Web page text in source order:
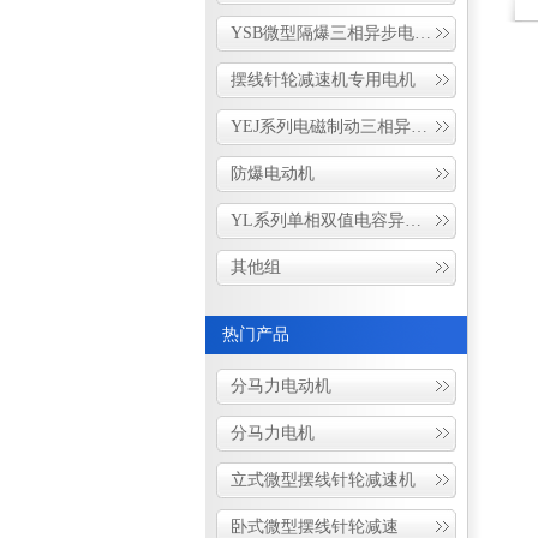
YSB微型隔爆三相异步电动机
摆线针轮减速机专用电机
YEJ系列电磁制动三相异步电动机
防爆电动机
YL系列单相双值电容异步电动机
其他组
热门产品
分马力电动机
分马力电机
立式微型摆线针轮减速机
卧式微型摆线针轮减速